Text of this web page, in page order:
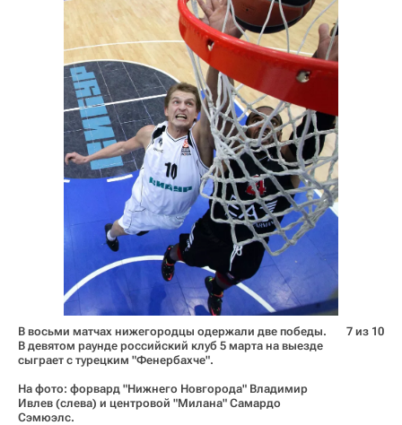
В восьми матчах нижегородцы одержали две победы.
В девятом раунде российский клуб 5 марта на выезде
сыграет с турецким "Фенербахче".
На фото: форвард "Нижнего Новгорода" Владимир
Ивлев (слева) и центровой "Милана" Самардо
Сэмюэлс.
7 из 10